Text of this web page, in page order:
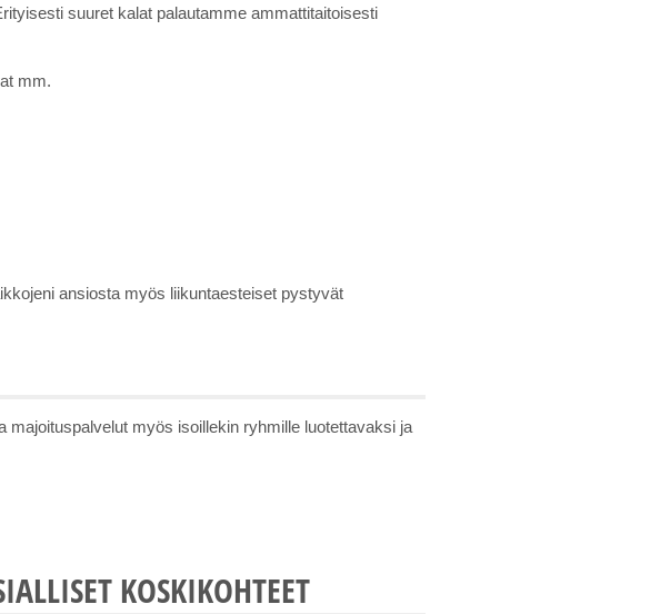
suuret kalat palautamme ammattitaitoisesti
mm.
ansiosta myös liikuntaesteiset pystyvät
myös isoillekin ryhmille luotettavaksi ja
KOSKIKOHTEET